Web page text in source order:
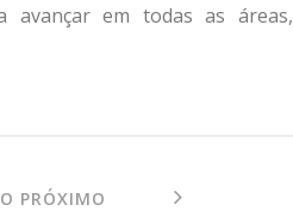
avançar em todas as áreas,
PRÓXIMO